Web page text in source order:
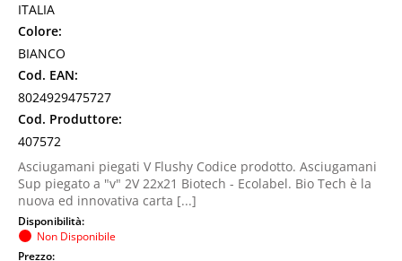
ITALIA
Colore:
BIANCO
Cod. EAN:
8024929475727
Cod. Produttore:
407572
Asciugamani piegati V Flushy Codice prodotto. Asciugamani
Sup piegato a "v" 2V 22x21 Biotech - Ecolabel. Bio Tech è la
nuova ed innovativa carta [...]
Disponibilità:
Non Disponibile
Prezzo: